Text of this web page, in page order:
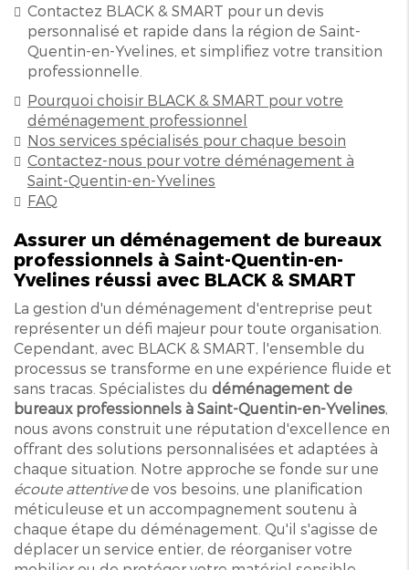
Contactez BLACK & SMART pour un devis
personnalisé et rapide dans la région de Saint-
Quentin-en-Yvelines, et simplifiez votre transition
professionnelle.
Pourquoi choisir BLACK & SMART pour votre
déménagement professionnel
Nos services spécialisés pour chaque besoin
Contactez-nous pour votre déménagement à
Saint-Quentin-en-Yvelines
FAQ
Assurer un déménagement de bureaux
professionnels à Saint-Quentin-en-
Yvelines réussi avec BLACK & SMART
La gestion d'un déménagement d'entreprise peut
représenter un défi majeur pour toute organisation.
Cependant, avec BLACK & SMART, l'ensemble du
processus se transforme en une expérience fluide et
sans tracas. Spécialistes du déménagement de
bureaux professionnels à Saint-Quentin-en-Yvelines,
nous avons construit une réputation d'excellence en
offrant des solutions personnalisées et adaptées à
chaque situation. Notre approche se fonde sur une
écoute attentivede vos besoins, une planification
méticuleuse et un accompagnement soutenu à
chaque étape du déménagement. Qu'il s'agisse de
déplacer un service entier, de réorganiser votre